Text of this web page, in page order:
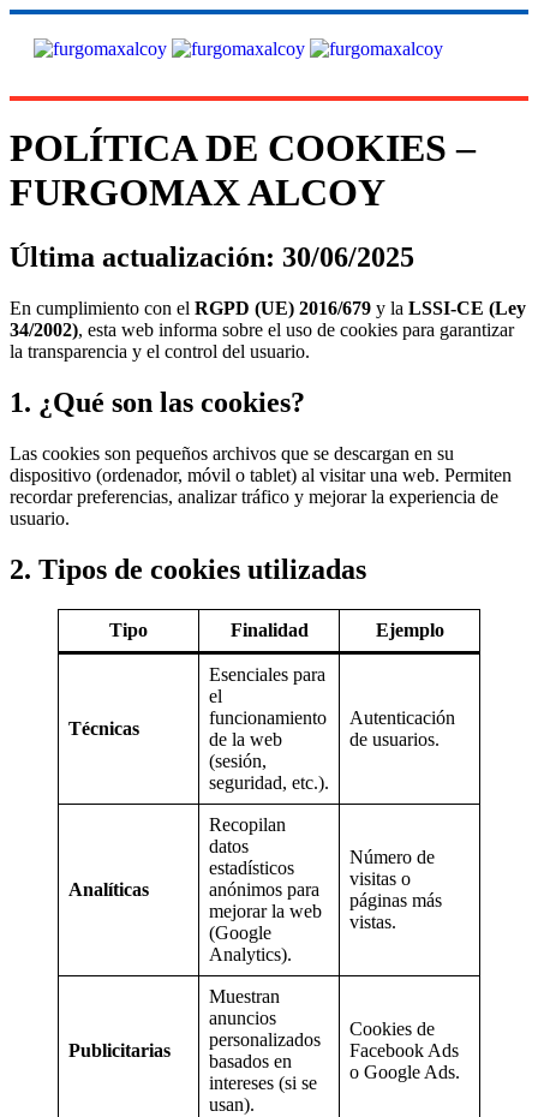
POLÍTICA DE COOKIES –
FURGOMAX ALCOY
Última actualización: 30/06/2025
En cumplimiento con el RGPD (UE) 2016/679 y la LSSI-CE (Ley
34/2002), esta web informa sobre el uso de cookies para garantizar
la transparencia y el control del usuario.
1. ¿Qué son las cookies?
Las cookies son pequeños archivos que se descargan en su
dispositivo (ordenador, móvil o tablet) al visitar una web. Permiten
recordar preferencias, analizar tráfico y mejorar la experiencia de
usuario.
2. Tipos de cookies utilizadas
Tipo Finalidad Ejemplo
Técnicas
Esenciales para
el
funcionamiento
de la web
(sesión,
seguridad, etc.).
Autenticación
de usuarios.
Analíticas
Recopilan
datos
estadísticos
anónimos para
mejorar la web
(Google
Analytics).
Número de
visitas o
páginas más
vistas.
Publicitarias
Muestran
anuncios
personalizados
basados en
intereses (si se
usan).
Cookies de
Facebook Ads
o Google Ads.